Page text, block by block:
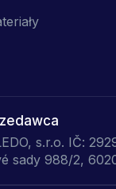
s.r.o. IČ:
sady 988/2,